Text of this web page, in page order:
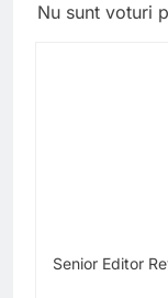
Nu sunt voturi
Senior Editor